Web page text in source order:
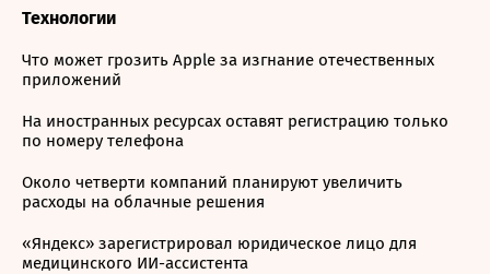
Технологии
Что может грозить Apple за изгнание отечественных
приложений
На иностранных ресурсах оставят регистрацию только
по номеру телефона
Около четверти компаний планируют увеличить
расходы на облачные решения
«Яндекс» зарегистрировал юридическое лицо для
медицинского ИИ-ассистента